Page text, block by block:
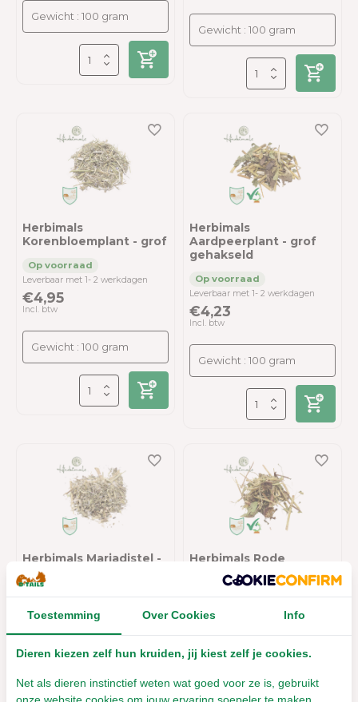
Herbimals
Korenbloemplant - grof
Leverbaar met 1- 2 werkdagen
€4,95
Incl. btw
Herbimals
Aardpeerplant - grof
gehakseld
Leverbaar met 1- 2 werkdagen
€4,23
Incl. btw
Herbimals Mariadistel -
grof
meer info
Bekijken
Herbimals Rode
zonnehoed - Echinacea
- grof
Incl. btw
Toestemming Over Cookies Info
Dieren kiezen zelf hun kruiden, jij kiest zelf je cookies.
Net als dieren instinctief weten wat goed voor ze is, gebruikt